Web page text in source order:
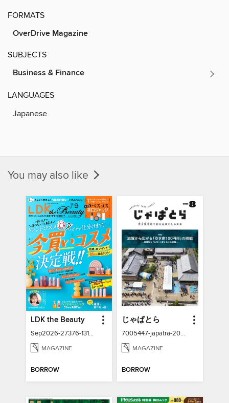
FORMATS
OverDrive Magazine
SUBJECTS
Business & Finance
LANGUAGES
Japanese
You may also like
LDK the Beauty
Sep2026-27376-131337211-001-001
MAGAZINE
BORROW
じゃぱとら
7005447-japatra-2026-08
MAGAZINE
BORROW